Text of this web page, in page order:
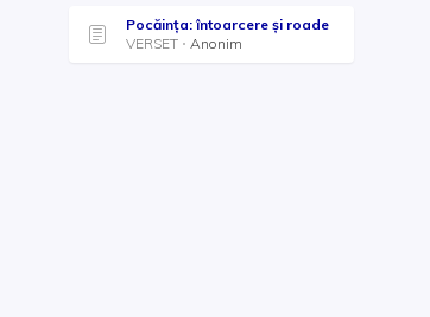
Pocăința: întoarcere și roade
VERSET
Anonim